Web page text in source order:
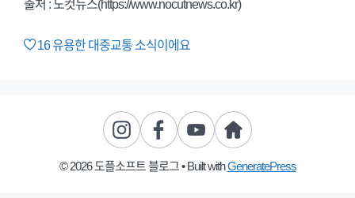
출처 : 노컷뉴스(https://www.nocutnews.co.kr)
16유용한 대중교통 소식이에요
© 2026 도플소프트 블로그• Built withGeneratePress